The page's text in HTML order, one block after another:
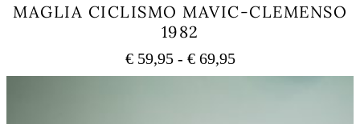
MAGLIA CICLISMO MAVIC-CLEMENSO
1982
€59,95 - €69,95Fascia
di